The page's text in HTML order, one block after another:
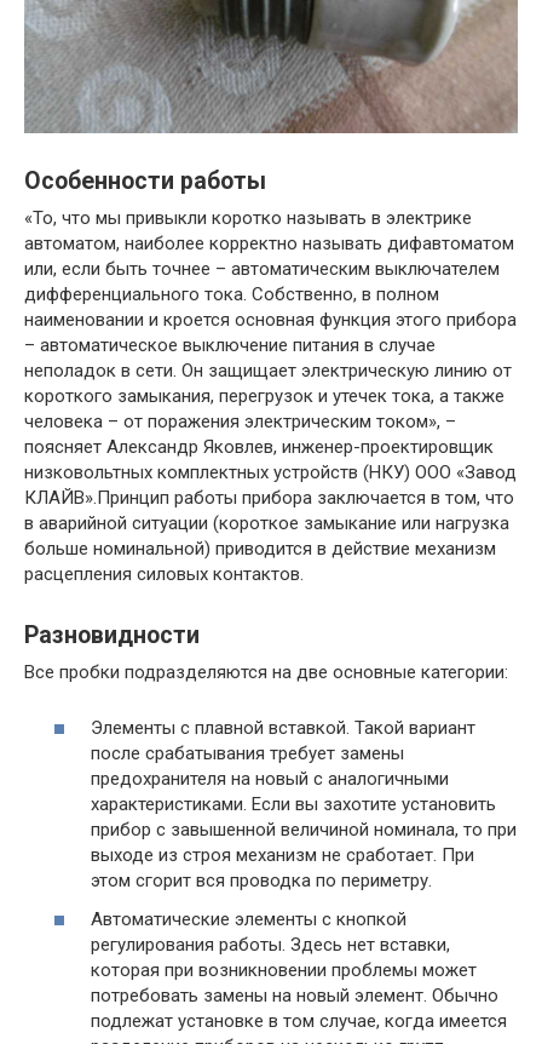
Особенности работы
«То, что мы привыкли коротко называть в электрике
автоматом, наиболее корректно называть дифавтоматом
или, если быть точнее – автоматическим выключателем
дифференциального тока. Собственно, в полном
наименовании и кроется основная функция этого прибора
– автоматическое выключение питания в случае
неполадок в сети. Он защищает электрическую линию от
короткого замыкания, перегрузок и утечек тока, а также
человека – от поражения электрическим током», –
поясняет Александр Яковлев, инженер-проектировщик
низковольтных комплектных устройств (НКУ) ООО «Завод
КЛАЙВ».Принцип работы прибора заключается в том, что
в аварийной ситуации (короткое замыкание или нагрузка
больше номинальной) приводится в действие механизм
расцепления силовых контактов.
Разновидности
Все пробки подразделяются на две основные категории:
Элементы с плавной вставкой. Такой вариант
после срабатывания требует замены
предохранителя на новый с аналогичными
характеристиками. Если вы захотите установить
прибор с завышенной величиной номинала, то при
выходе из строя механизм не сработает. При
этом сгорит вся проводка по периметру.
Автоматические элементы с кнопкой
регулирования работы. Здесь нет вставки,
которая при возникновении проблемы может
потребовать замены на новый элемент. Обычно
подлежат установке в том случае, когда имеется